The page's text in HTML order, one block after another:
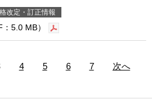
改定・訂正情報
5.0 MB）
4 5 6 7 次へ